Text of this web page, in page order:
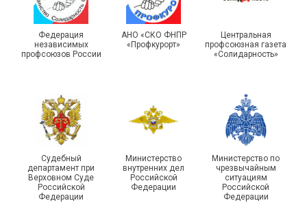
IX Туристический слёт
Московской городской
организации Профсоюза
Турслет и Спартакиада –
праздники спорта и
туризма прошли в Омской
области
Чествование ветеранов
боевых действий
Подписано соглашение с
Федерация
независимых
профсоюзов России
АНО «СКО ФНПР
«Профкурорт»
Центральная
профсоюзная газета
«Солидарность»
Судебный
департамент при
Верховном Суде
Российской
Федерации
Министерство
внутренних дел
Российской
Федерации
Министерство по
чрезвычайным
ситуациям
Российской
Федерации